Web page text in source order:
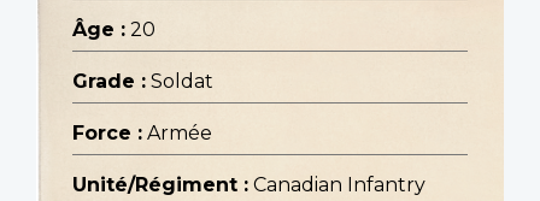
Âge : 20
Grade : Soldat
Force : Armée
Unité/Régiment : Canadian Infantry